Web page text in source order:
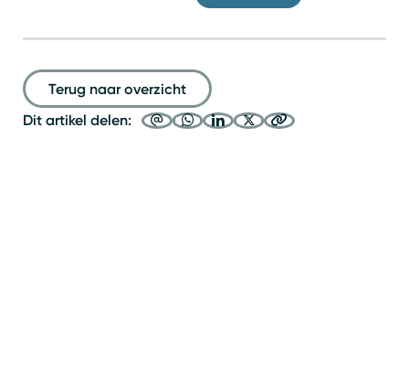
Terug naar overzicht
Dit artikel delen: